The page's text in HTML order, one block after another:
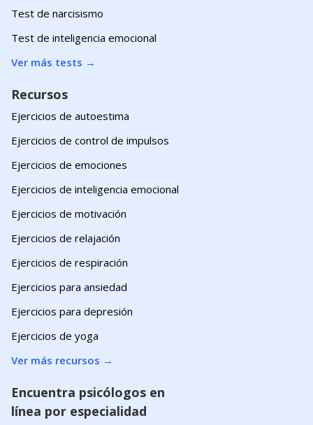
Test de narcisismo
Test de inteligencia emocional
Ver más tests →
Recursos
Ejercicios de autoestima
Ejercicios de control de impulsos
Ejercicios de emociones
Ejercicios de inteligencia emocional
Ejercicios de motivación
Ejercicios de relajación
Ejercicios de respiración
Ejercicios para ansiedad
Ejercicios para depresión
Ejercicios de yoga
Ver más recursos →
Encuentra psicólogos en
línea por especialidad